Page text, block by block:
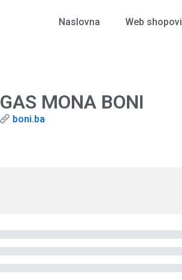
Naslovna Web shopovi
GAS MONA BONI
boni.ba